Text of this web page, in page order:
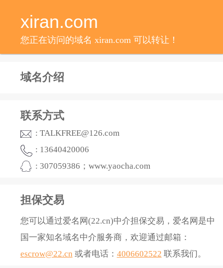
xiran.com
您正在访问的域名 xiran.com 可以转让！
域名介绍
联系方式
: TALKFREE@126.com
: 13640420006
: 307059386；www.yaocha.com
担保交易
您可以通过爱名网(22.cn)中介担保交易，爱名网是中
国一家知名域名中介服务商，欢迎通过邮箱：
escrow@22.cn 或者电话： 4006602522 联系我们。